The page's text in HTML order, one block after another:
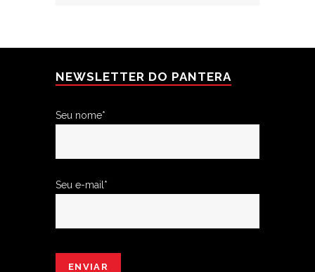
NEWSLETTER DO PANTERA
Seu nome*
Seu e-mail*